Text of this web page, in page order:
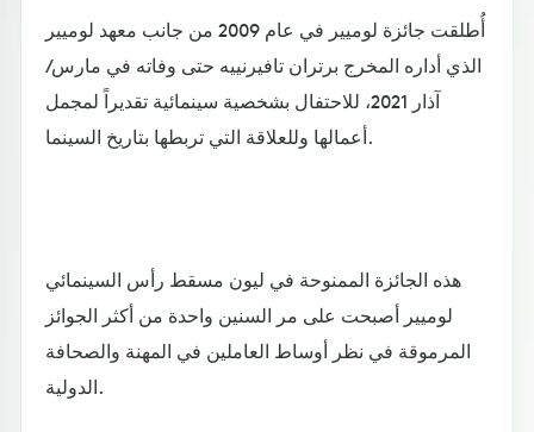
أُطلقت جائزة لوميير في عام 2009 من جانب معهد لوميير
الذي أداره المخرج برتران تافيرنييه حتى وفاته في مارس/
آذار 2021، للاحتفال بشخصية سينمائية تقديراً لمجمل
أعمالها وللعلاقة التي تربطها بتاريخ السينما.
هذه الجائزة الممنوحة في ليون مسقط رأس السينمائي
لوميير أصبحت على مر السنين واحدة من أكثر الجوائز
المرموقة في نظر أوساط العاملين في المهنة والصحافة
الدولية.